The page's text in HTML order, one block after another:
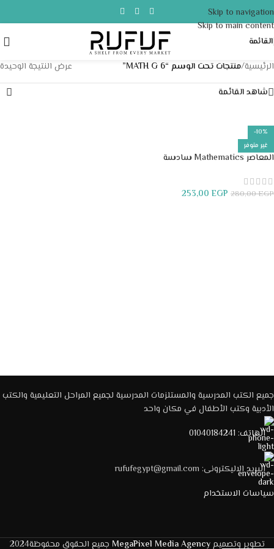
Skip to navigation
Skip to main content
القائمة
الرئيسية/منتجات تحت الوسم “MATH G 6”
عرض النتيجة الوحيدة
شاهد القائمة
-10%
غير متوفر
المعاصر Mathematics سادسة
280,00EGP
253,00 EGP
جميع الكتب المدرسية والمستلزمات المدرسية لجميع المراحل التعليمية والكتب
الأدبية وكتب الأطفال في مكان واحد
الهاتف: 01040184241
البريد الاليكترونى: rufufegypt@gmail.com
سياسات الاستخدام
تطوير وتصميمMegaPixel Media Agency جميع الحقوق محفوظة2024